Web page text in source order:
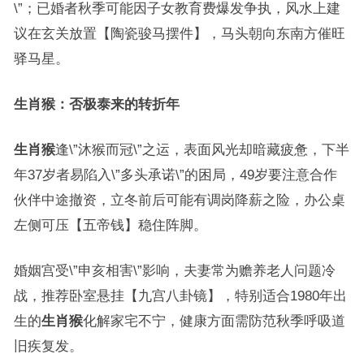
\”；已婚者秋季可能因子女教育费爆发争执，风水上建
议在玄关放置【陶瓷骏马摆件】，马头朝向东南方催旺
驿马星。
生肖猴：否极泰来的转折年
生肖猴逢\”沐猴而冠\”之运，表面风光却暗藏疲惫，下半
年37岁者易陷入\”多头承诺\”的困局，49岁要注意合作
伙伴中途撤资，立冬前后可能有调岗降薪之险，办公桌
左侧可压【五帝钱】稳住阵脚。
婚姻宫受\”申亥相害\”影响，夫妻常为赡养老人问题冷
战，推荐卧室悬挂【九宫八卦镜】，特别适合1980年出
生的生肖猴化解家宅不宁，健康方面需防范秋季呼吸道
旧疾复发。